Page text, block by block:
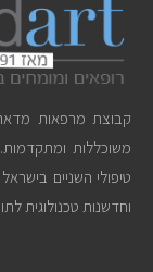
משוכללות
טיפולי השניים
וחדשנות טכנולוגית